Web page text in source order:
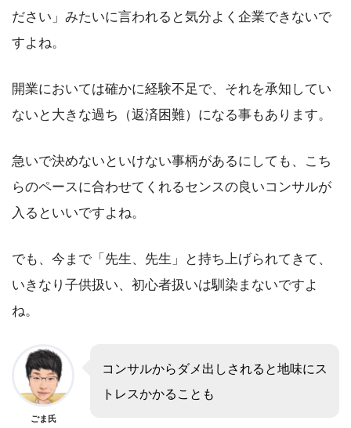
ださい」みたいに言われると気分よく企業できないで
すよね。
開業においては確かに経験不足で、それを承知してい
ないと大きな過ち（返済困難）になる事もあります。
急いで決めないといけない事柄があるにしても、こち
らのペースに合わせてくれるセンスの良いコンサルが
入るといいですよね。
でも、今まで「先生、先生」と持ち上げられてきて、
いきなり子供扱い、初心者扱いは馴染まないですよ
ね。
ごま氏
コンサルからダメ出しされると地味にス
トレスかかることも